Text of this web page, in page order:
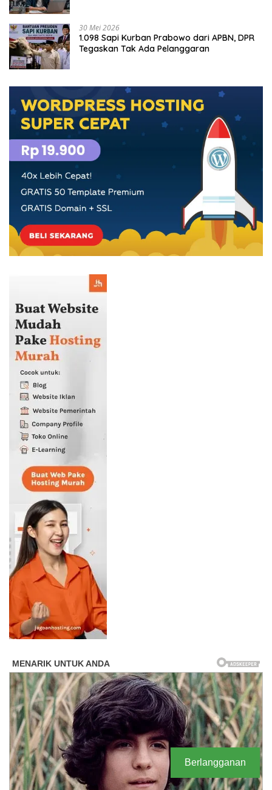
30 Mei 2026
1.098 Sapi Kurban Prabowo dari APBN, DPR
Tegaskan Tak Ada Pelanggaran
Berlangganan